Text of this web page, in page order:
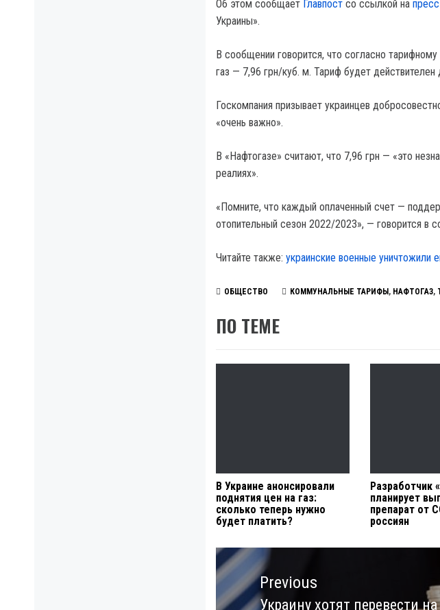
Об этом сообщает Главпост со ссылкой на
Украины».
В сообщении говорится, что согласно
газ — 7,96 грн/куб. м. Тариф будет действителен
Госкомпания призывает украинцев
«очень важно».
В «Нафтогазе» считают, что 7,96 грн — «это
реалиях».
«Помните, что каждый оплаченный счет —
отопительный сезон 2022/2023», — говорится в
Читайте также: украинские военные уничтожили
ОБЩЕСТВО КОММУНАЛЬНЫЕ ТАРИФЫ, НАФТОГАЗ,
ПО ТЕМЕ
В Украине анонсировали
поднятия цен на газ:
сколько теперь нужно
будет платить?
Разработчик
планирует
препарат от
россиян
Навигация
по
записямPrevious
Украину хотят перевести